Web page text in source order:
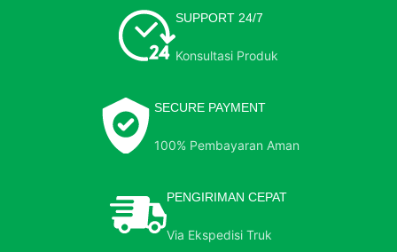
SUPPORT 24/7
Konsultasi Produk
SECURE PAYMENT
100% Pembayaran Aman
PENGIRIMAN CEPAT
Via Ekspedisi Truk